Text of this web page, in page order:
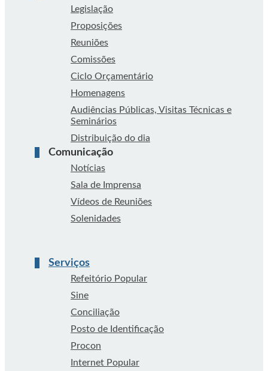
Legislação
Proposições
Reuniões
Comissões
Ciclo Orçamentário
Homenagens
Audiências Públicas, Visitas Técnicas e
Seminários
Distribuição do dia
Comunicação
Notícias
Sala de Imprensa
Vídeos de Reuniões
Solenidades
Serviços
Refeitório Popular
Sine
Conciliação
Posto de Identificação
Procon
Internet Popular